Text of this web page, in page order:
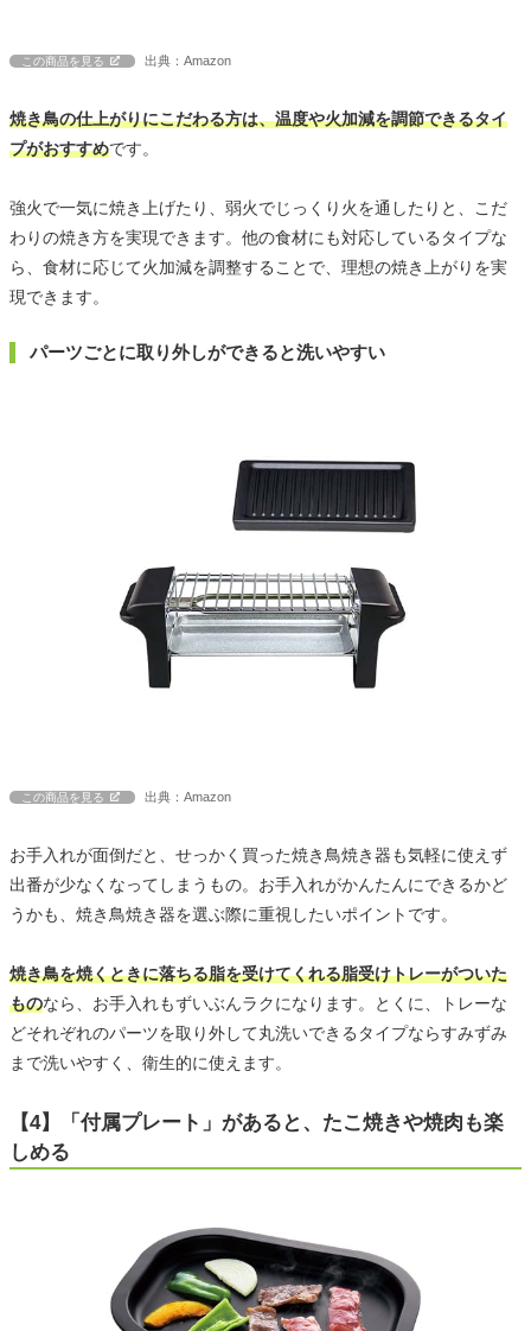
この商品を見る 出典：Amazon
焼き鳥の仕上がりにこだわる方は、温度や火加減を調節できるタイ
プがおすすめです。
強火で一気に焼き上げたり、弱火でじっくり火を通したりと、こだ
わりの焼き方を実現できます。他の食材にも対応しているタイプな
ら、食材に応じて火加減を調整することで、理想の焼き上がりを実
現できます。
パーツごとに取り外しができると洗いやすい
この商品を見る 出典：Amazon
お手入れが面倒だと、せっかく買った焼き鳥焼き器も気軽に使えず
出番が少なくなってしまうもの。お手入れがかんたんにできるかど
うかも、焼き鳥焼き器を選ぶ際に重視したいポイントです。
焼き鳥を焼くときに落ちる脂を受けてくれる脂受けトレーがついた
ものなら、お手入れもずいぶんラクになります。とくに、トレーな
どそれぞれのパーツを取り外して丸洗いできるタイプならすみずみ
まで洗いやすく、衛生的に使えます。
【4】「付属プレート」があると、たこ焼きや焼肉も楽
しめる